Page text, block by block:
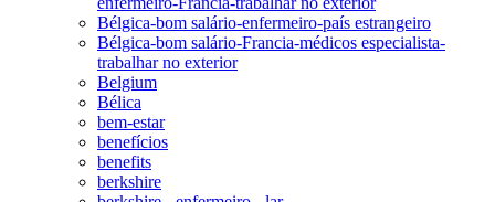
Bélgica-bom salário-enfermeiro-país estrangeiro
Bélgica-bom salário-Francia-médicos especialista-
trabalhar no exterior
Belgium
Bélica
bem-estar
benefícios
benefits
berkshire